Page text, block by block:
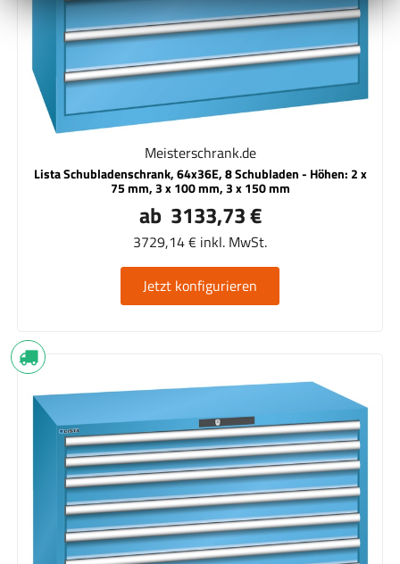
Meisterschrank.de
Lista Schubladenschrank, 64x36E, 8 Schubladen - Höhen: 2 x
75 mm, 3 x 100 mm, 3 x 150 mm
ab 3133,73 €
3729,14 € inkl. MwSt.
Jetzt konfigurieren